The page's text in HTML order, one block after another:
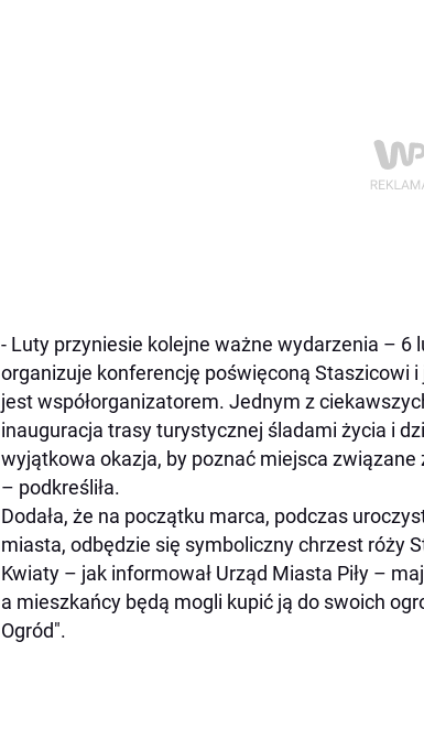
- Luty przyniesie kolejne ważne wydarzenia – 6
organizuje konferencję poświęconą Staszicowi
jest współorganizatorem. Jednym z
inauguracja trasy turystycznej śladami życia i
wyjątkowa okazja, by poznać miejsca związane
– podkreśliła.
Dodała, że na początku marca, podczas
miasta, odbędzie się symboliczny chrzest róży
Kwiaty – jak informował Urząd Miasta Piły –
a mieszkańcy będą mogli kupić ją do swoich
Ogród".